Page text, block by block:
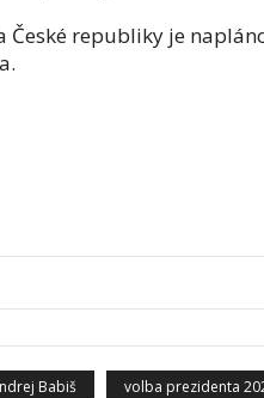
České republiky je
Babiš volba prezidenta